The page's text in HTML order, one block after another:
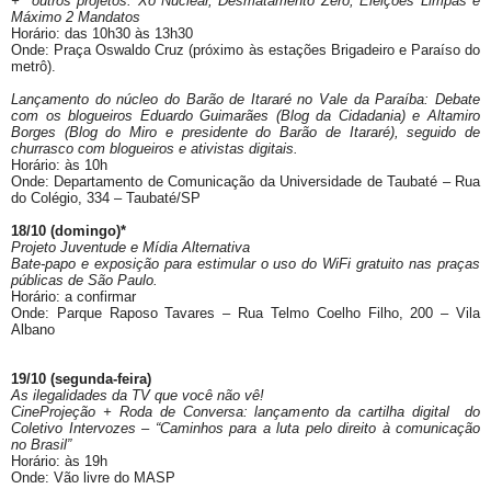
Máximo 2 Mandatos
Horário: das 10h30 às 13h30
Onde: Praça Oswaldo Cruz (próximo às estações Brigadeiro e Paraíso do
metrô).
Lançamento do núcleo do Barão de Itararé no Vale da Paraíba: Debate
com os blogueiros Eduardo Guimarães (Blog da Cidadania) e Altamiro
Borges (Blog do Miro e presidente do Barão de Itararé), seguido de
churrasco com blogueiros e ativistas digitais.
Horário: às 10h
Onde: Departamento de Comunicação da Universidade de Taubaté – Rua
do Colégio, 334 –Taubaté/SP
18/10 (domingo)*
Projeto Juventude e Mídia Alternativa
Bate-papo e exposição para estimular o uso do WiFi gratuito nas praças
públicas de São Paulo.
Horário: a confirmar
Onde: Parque Raposo Tavares–Rua Telmo Coelho Filho, 200–Vila
Albano
19/10 (segunda-feira)
As ilegalidades da TV que você não vê!
CineProjeção + Roda de Conversa: lançamento da cartilha digital do
Coletivo Intervozes – “Caminhos para a luta pelo direito à comunicação
no Brasil”
Horário: às 19h
Onde: Vão livre do MASP